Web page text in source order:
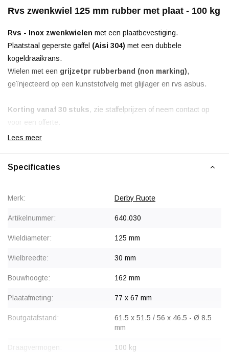
Rvs zwenkwiel 125 mm rubber met plaat - 100 kg
Rvs - Inox zwenkwielen met een plaatbevestiging.
Plaatstaal geperste gaffel (Aisi 304) met een dubbele
kogeldraaikrans.
Wielen met een grijzetpr rubberband (non marking),
geïnjecteerd op een kunststofvelg met glijlager en rvs asbus.
Korting vanaf 30 stuks, zie staffelprijzen of neem contact op
voor een offerte.
Lees meer
Specificaties
Merk: Derby Ruote
Artikelnummer: 640.030
Wieldiameter: 125 mm
Wielbreedte: 30 mm
Bouwhoogte: 162 mm
Plaatafmeting: 77 x 67 mm
Boutgatafstand:
61.5 x 51.5 / 56 x 46.5 - Ø 8.5
mm
Draagvermogen: 100 kg